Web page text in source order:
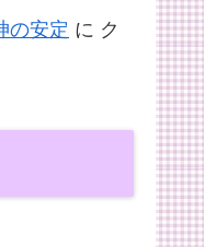
の安定 に ク